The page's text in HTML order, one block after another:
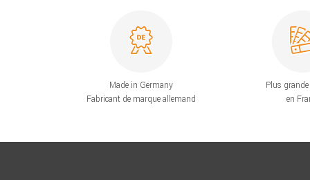
Made in Germany
Fabricant de marque allemand
Plus
en